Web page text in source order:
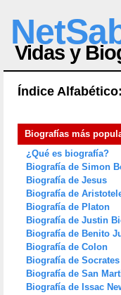
Vidas y
Índice
Biografías más
¿Qué es biografía?
Biografía de Simon
Biografía de Jesus
Biografía de
Biografía de Platon
Biografía de Justin
Biografía de Benito
Biografía de Colon
Biografía de Socrates
Biografía de San
Biografía de Issac